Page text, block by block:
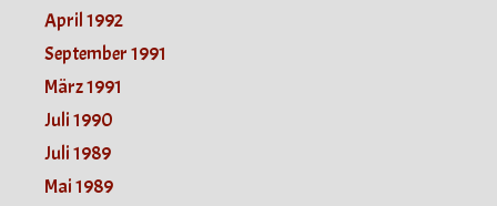
April 1992
September 1991
März 1991
Juli 1990
Juli 1989
Mai 1989